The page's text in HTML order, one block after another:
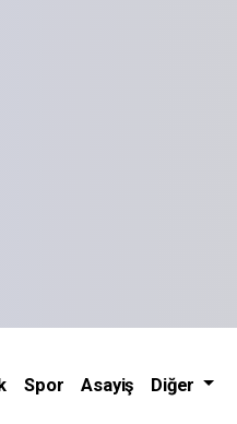
Spor Asayiş Diğer